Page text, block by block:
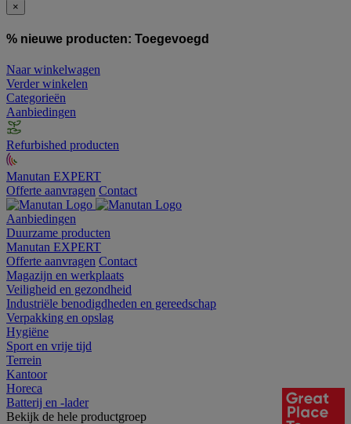
×
% nieuwe producten: Toegevoegd
Naar winkelwagen
Verder winkelen
Categorieën
Aanbiedingen
Refurbished producten
Manutan EXPERT
Offerte aanvragen Contact
Aanbiedingen
Duurzame producten
Manutan EXPERT
Offerte aanvragen Contact
Magazijn en werkplaats
Veiligheid en gezondheid
Industriële benodigdheden en gereedschap
Verpakking en opslag
Hygiëne
Sport en vrije tijd
Terrein
Kantoor
Horeca
Batterij en -lader
Bekijk de hele productgroep